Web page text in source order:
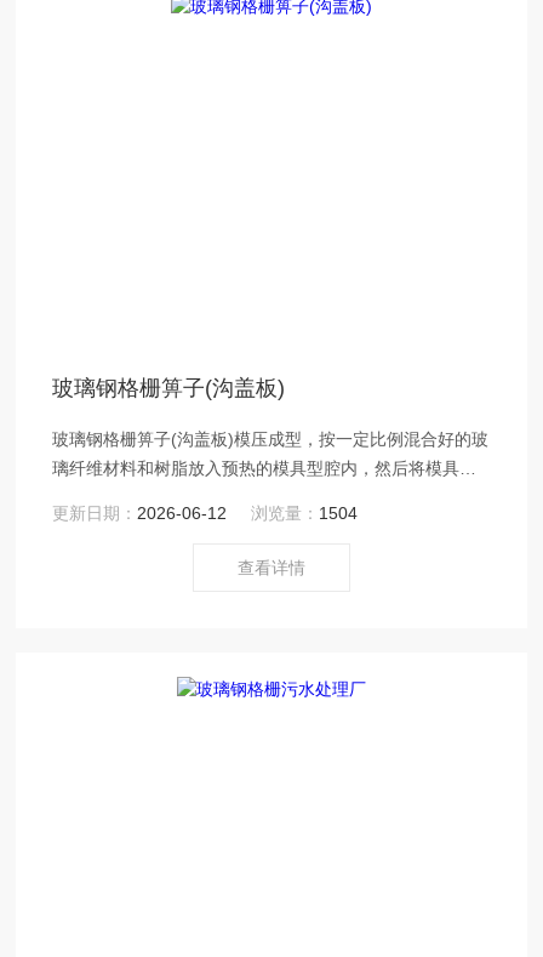
玻璃钢格栅箅子(沟盖板)
玻璃钢格栅箅子(沟盖板)模压成型，按一定比例混合好的玻
璃纤维材料和树脂放入预热的模具型腔内，然后将模具闭
更新日期： 2026-06-12 浏览量： 1504
查看详情